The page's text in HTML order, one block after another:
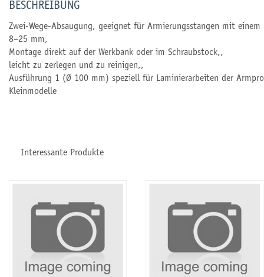
BESCHREIBUNG
Zwei-Wege-Absaugung, geeignet für Armierungsstangen mit einem
8–25 mm,
Montage direkt auf der Werkbank oder im Schraubstock,,
leicht zu zerlegen und zu reinigen,,
Ausführung 1 (Ø 100 mm) speziell für Laminierarbeiten der
Kleinmodelle
Interessante Produkte